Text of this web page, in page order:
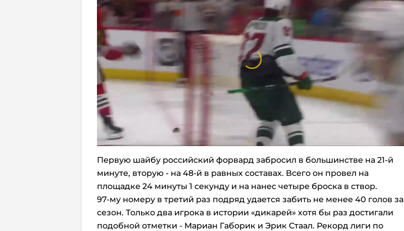
Первую шайбу российский форвард забросил в большинстве на 21-й
минуте, вторую - на 48-й в равных составах. Всего он провел на
площадке 24 минуты 1 секунду и на нанес четыре броска в створ.
97-му номеру в третий раз подряд удается забить не менее 40 голов за
сезон. Только два игрока в истории «дикарей» хотя бы раз достигали
подобной отметки - Мариан Габорик и Эрик Стаал. Рекорд лиги по